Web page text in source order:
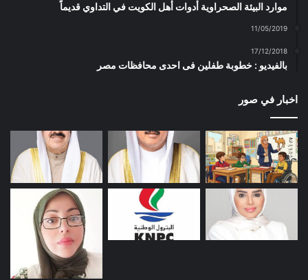
موارد البيئة الصحراوية أدوات أهل الكويت في التداوي قديماً
11/05/2019
17/12/2018
بالفيديو : خطوبة طفلين فى احدى محافظات مصر
اخبار في صور